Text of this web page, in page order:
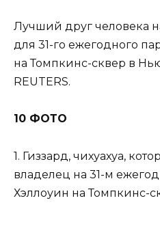
Лучший друг человека
для 31-го ежегодного
на Томпкинс-сквер в
REUTERS.
10 ФОТО
1. Гиззард, чихуахуа,
владелец на 31-м
Хэллоуин на Томпкинс-